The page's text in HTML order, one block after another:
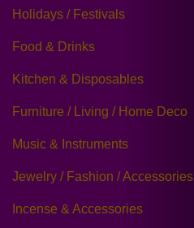
Holidays / Festivals
Food & Drinks
Kitchen & Disposables
Furniture / Living / Home Deco
Music & Instruments
Jewelry / Fashion / Accessories
Incense & Accessories